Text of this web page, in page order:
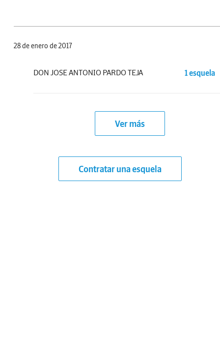
28 de enero de 2017
DON JOSE ANTONIO PARDO TEJA 1 esquela
Ver más
Contratar una esquela